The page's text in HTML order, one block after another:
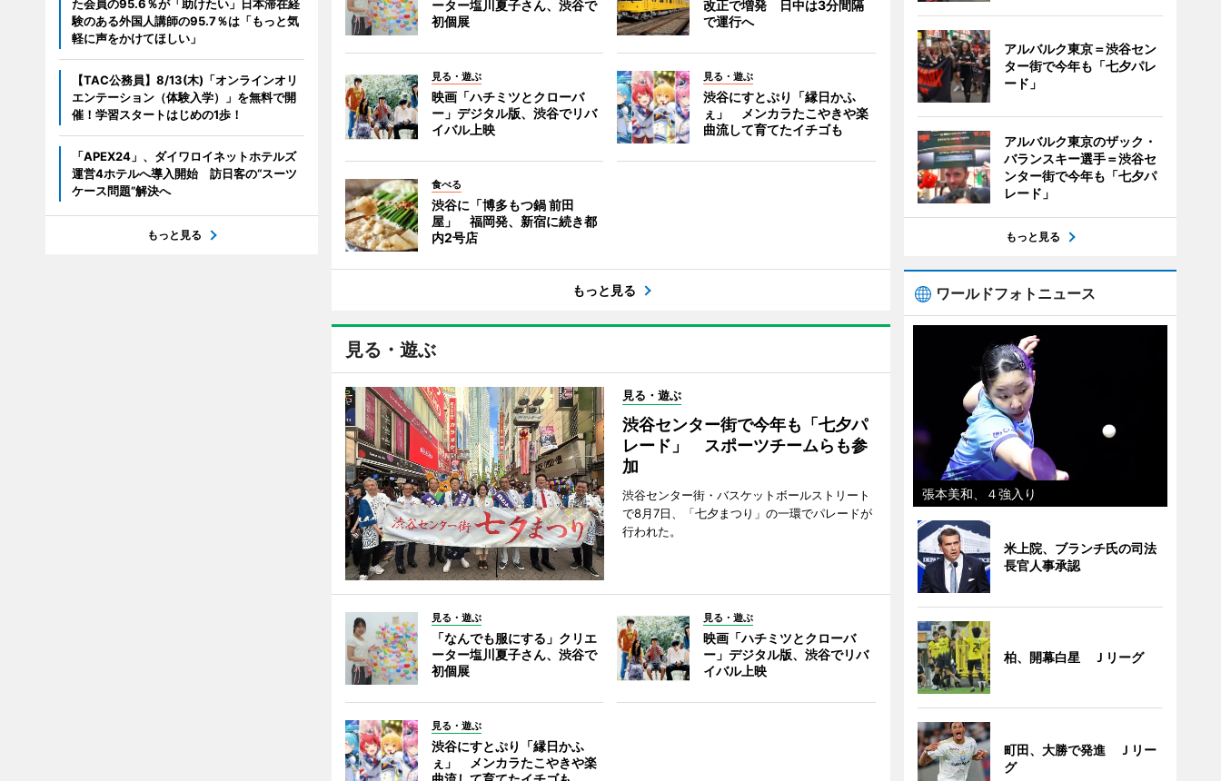
ーター塩川夏子さん、渋谷で
初個展
改正で増発 日中は3分間隔
で運行へ
見る・遊ぶ
映画「ハチミツとクローバ
ー」デジタル版、渋谷でリバ
イバル上映
見る・遊ぶ
渋谷にすとぷり「縁日かふ
ぇ」 メンカラたこやきや楽
曲流して育てたイチゴも
食べる
渋谷に「博多もつ鍋 前田
屋」 福岡発、新宿に続き都
内2号店
もっと見る
見る・遊ぶ
見る・遊ぶ
渋谷センター街で今年も「七夕パ
レード」 スポーツチームらも参
加
渋谷センター街・バスケットボールストリート
で8月7日、「七夕まつり」の一環でパレードが
行われた。
見る・遊ぶ
「なんでも服にする」クリエ
ーター塩川夏子さん、渋谷で
初個展
見る・遊ぶ
映画「ハチミツとクローバ
ー」デジタル版、渋谷でリバ
イバル上映
見る・遊ぶ
渋谷にすとぷり「縁日かふ
ぇ」 メンカラたこやきや楽
た会員の95.6％が「助けたい」日本滞在経
験のある外国人講師の95.7％は「もっと気
軽に声をかけてほしい」
【TAC公務員】8/13(木)「オンラインオリ
エンテーション（体験入学）」を無料で開
催！学習スタートはじめの1歩！
「APEX24」、ダイワロイネットホテルズ
運営4ホテルへ導入開始 訪日客の“スーツ
ケース問題”解決へ
もっと見る
アルバルク東京＝渋谷セン
ター街で今年も「七夕パレ
ード」
アルバルク東京のザック・
バランスキー選手＝渋谷セ
ンター街で今年も「七夕パ
レード」
もっと見る
ワールドフォトニュース
張本美和、４強入り
米上院、ブランチ氏の司法
長官人事承認
柏、開幕白星 Ｊリーグ
町田、大勝で発進 Ｊリー
グ